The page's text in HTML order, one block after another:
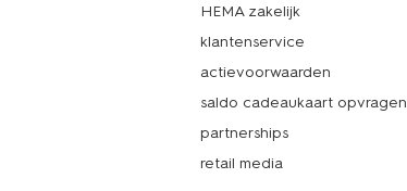
HEMA zakelijk
klantenservice
actievoorwaarden
saldo cadeaukaart opvragen
partnerships
retail media